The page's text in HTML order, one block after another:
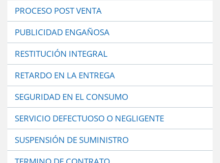
PROCESO POST VENTA
PUBLICIDAD ENGAÑOSA
RESTITUCIÓN INTEGRAL
RETARDO EN LA ENTREGA
SEGURIDAD EN EL CONSUMO
SERVICIO DEFECTUOSO O NEGLIGENTE
SUSPENSIÓN DE SUMINISTRO